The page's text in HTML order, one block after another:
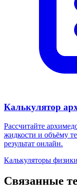
Калькулятор
Рассчитайте
жидкости и объёму
результат онлайн.
Калькуляторы физики
Связанные